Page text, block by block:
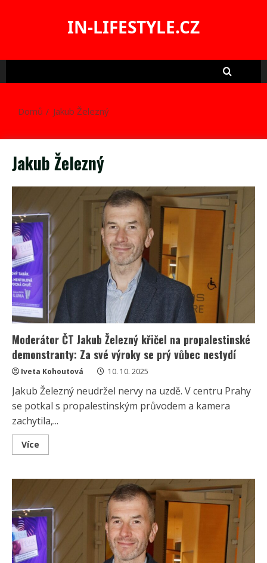
IN-LIFESTYLE.CZ
Domů Jakub Železný
Jakub Železný
Moderátor ČT Jakub Železný křičel na propalestinské
demonstranty: Za své výroky se prý vůbec nestydí
Iveta Kohoutová 10. 10. 2025
Jakub Železný neudržel nervy na uzdě. V centru Prahy
se potkal s propalestinským průvodem a kamera
zachytila,...
Více
more
ČT
křičel
na
propalestinské
demonstranty:
Za
své
výroky